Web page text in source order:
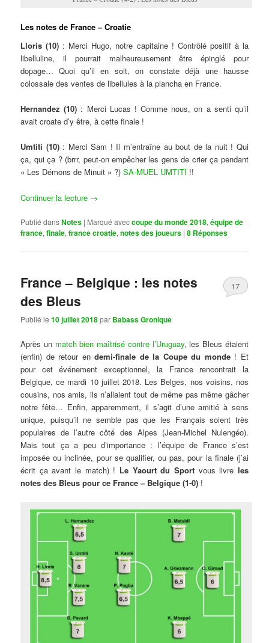
Les notes de France – Croatie
Lloris (10) : Merci Hugo, notre capitaine ! Contrôlé positif à la
libelluline, il pourrait malheureusement être épinglé pour
dopage… Quoi qu’il en soit, on constate déjà une hausse
colossale des ventes de libellules à la plancha en France.
Hernandez (10) : Merci Lucas ! Comme nous, on a senti qu’il
avait croate d’y être, à cette finale !
Umtiti (10): Merci Sam ! Il m’entraîne au bout de la nuit ! Qui
ça, qui ça ? (brrr, peut-on empêcher les gens de crier ça pendant
« Les Démons de Minuit » ?)SA-MUEL UMTITI !!
Continuer la lecture →
Publié dansNotes | Marqué aveccoupe du monde 2018,équipe de
france,finale,france croatie,notes des joueurs |8 Réponses
France – Belgique : les notes
des Bleus
Publié le10 juillet 2018par Babass Gronique
17
Après un match bien maîtrisé contre l’Uruguay, les Bleus étaient
(enfin) de retour endemi-finale de la Coupe du monde! Et
pour cet événement exceptionnel, la France rencontrait la
Belgique, ce mardi 10 juillet 2018. Les Belges, nos voisins, nos
cousins, nos amis, ils n’allaient tout de même pas même gâcher
notre fête… Enfin, apparemment, il s’agit d’une amitié à sens
unique, puisqu’il ne semble pas que les Français soient très
populaires de l’autre côté des Alpes (Jean-Michel Nulengéo).
Mais tout ça a peu d’importance : l’équipe de France s’est
imposée ou inclinée, pour se qualifier, ou pas, pour la finale (j’ai
écrit ça avant le match) ! Le Yaourt du Sportvous livre les
notes des Bleus pour ce France – Belgique (1-0) !